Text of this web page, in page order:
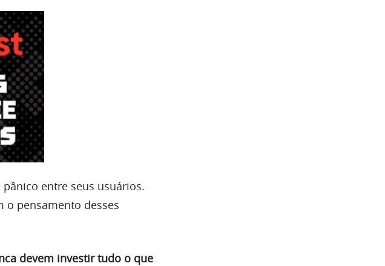
entre seus usuários.
o pensamento desses
devem investir tudo o que